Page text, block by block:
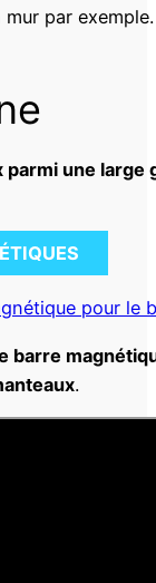
par exemple.
une large
barre
.